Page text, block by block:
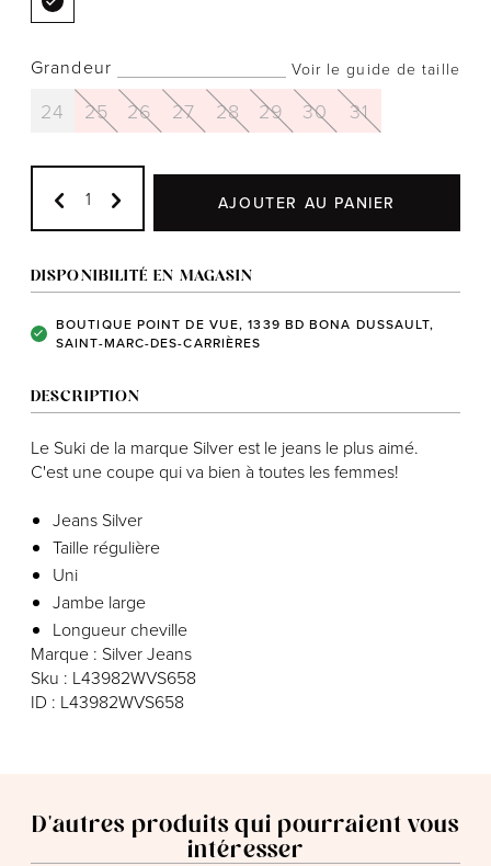
Notre histoire
L'équipe
Politique de confidentialité
Politiques et conditions d'achats
Grandeur Voir le guide de taille
24 25 26 27 28 29 30 31
AJOUTER AU PANIER
DISPONIBILITÉ EN MAGASIN
BOUTIQUE POINT DE VUE, 1339 BD BONA DUSSAULT,
SAINT-MARC-DES-CARRIÈRES
DESCRIPTION
Le Suki de la marque Silver est le jeans le plus aimé.
C'est une coupe qui va bien à toutes les femmes!
Jeans Silver
Taille régulière
Uni
Jambe large
Longueur cheville
Marque : Silver Jeans
Sku : L43982WVS658
ID : L43982WVS658
D'autres produits qui pourraient vous
intéresser